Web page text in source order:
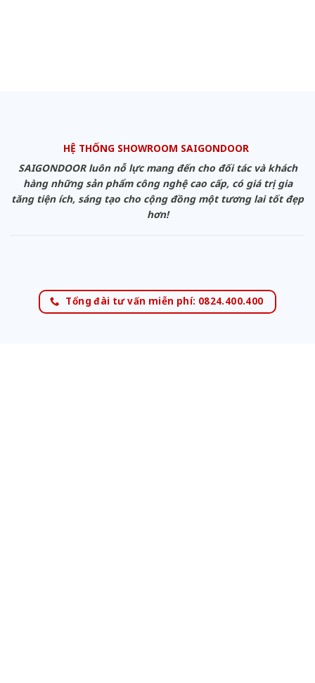
HỆ THỐNG SHOWROOM SAIGONDOOR
SAIGONDOOR luôn nỗ lực mang đến cho đối tác và khách
hàng những sản phẩm công nghệ cao cấp, có giá trị gia
tăng tiện ích, sáng tạo cho cộng đồng một tương lai tốt đẹp
hơn!
Tổng đài tư vấn miễn phí: 0824.400.400